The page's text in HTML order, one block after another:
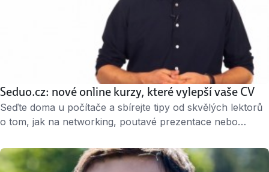
Seduo.cz: nové online kurzy, které vylepší vaše CV
Seďte doma u počítače a sbírejte tipy od skvělých lektorů
o tom, jak na networking, poutavé prezentace nebo
Seduo.cz – vzdělávací projekt, který vám umoží studovat
online kurzy od předních českých lektorů, firem